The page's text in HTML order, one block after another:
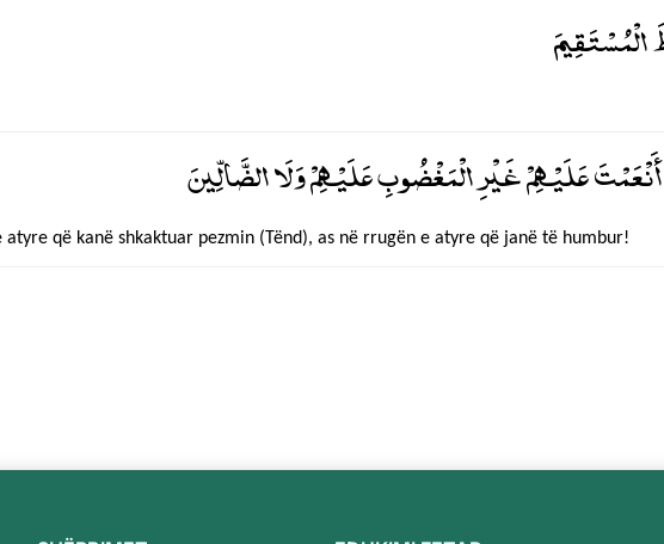
الْمُسْتَقِيمَ
عَلَيْهِمْ غَيْرِ الْمَغْضُوبِ عَلَيْهِمْ وَلَا الضَّالِّينَ
që kanë shkaktuar pezmin (Tënd), as në rrugën e atyre që janë të humbur!